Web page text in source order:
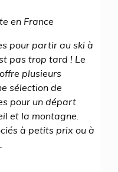
en France
pour partir au ski à
pas trop tard ! Le
plusieurs
sélection de
pour un départ
et la montagne.
à petits prix ou à